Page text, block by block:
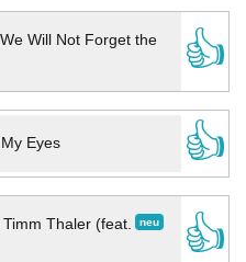
We Will Not Forget the
👍
Eyes
👍
neu
Timm Thaler (feat.
👍